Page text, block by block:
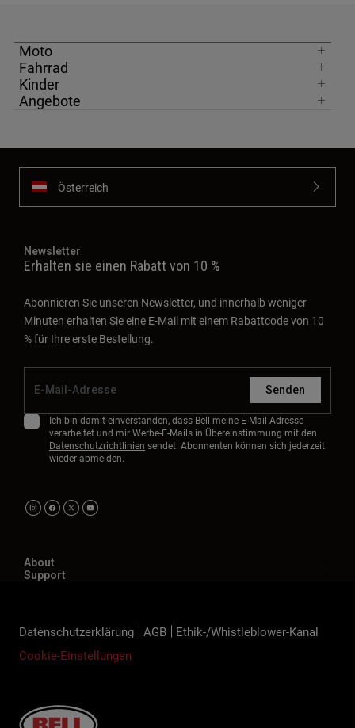
Moto
Fahrrad
Kinder
Angebote
Österreich
Newsletter
Erhalten sie einen Rabatt von 10 %
Abonnieren Sie unseren Newsletter, und innerhalb weniger
Minuten erhalten Sie eine E-Mail mit einem Rabattcode von 10
% für Ihre erste Bestellung.
Senden
Ich bin damit einverstanden, dass Bell meine E-Mail-Adresse
verarbeitet und mir Werbe-E-Mails in Übereinstimmung mit den
Datenschutzrichtlinien sendet. Abonnenten können sich jederzeit
wieder abmelden.
About
Support
Datenschutzerklärung AGB
Ethik-/Whistleblower-Kanal
Cookie-Einstellungen